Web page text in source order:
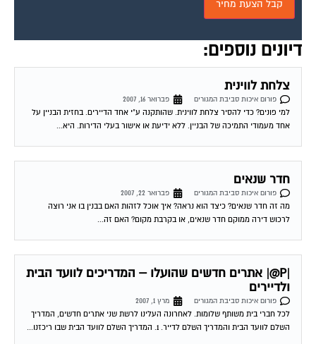
צלחת לווינית
פורום איכות סביבת המגורים
למי פונים? כדי להסיר צלחת לווינית. שהותקנה ע"י אחד הדיירים. בחזית הבניין על
אחד מעמודי התמיכה של הבניין. ללא ידיעת או אישור בעלי הדירות. היא...
חדר שנאים
פורום איכות סביבת המגורים
מה זה חדר שנאים? כיצד הוא נראה? איך אוכל לזהות האם בבנין בו אני רוצה
לרכוש דירה ממוקם חדר שנאים, או בקרבת מקום? האם זה...
|P@| אתרים חדשים שהועלו – המדריכים לוועד הבית
ולדיירים
פורום איכות סביבת המגורים
לכל חברי בית משותף שלומות. לאחרונה העלינו לרשת שני אתרים חדשים, המדריך
השלם לוועד הבית והמדריך השלם לדייר. 1. המדריך השלם לוועד הבית שבו ריכזנו...